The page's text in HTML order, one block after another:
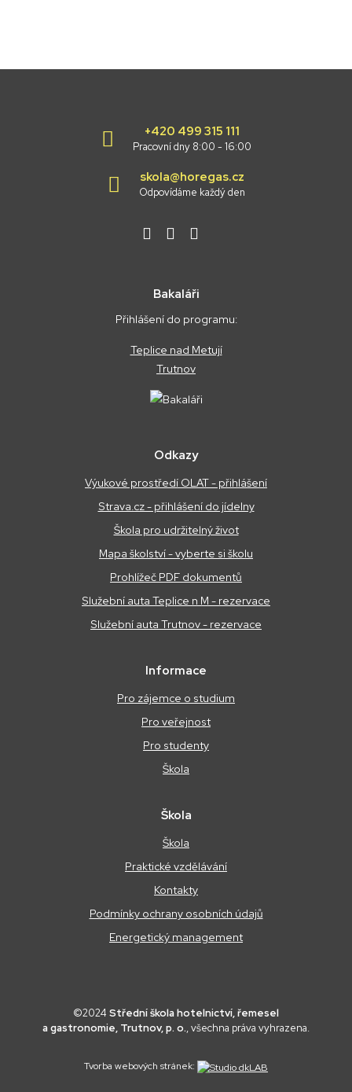
+420 499 315 111
Pracovní dny 8:00 - 16:00
skola@horegas.cz
Odpovídáme každý den
Bakaláři
Přihlášení do programu:
Teplice nad Metují
Trutnov
Odkazy
Výukové prostředí OLAT - přihlášení
Strava.cz - přihlášení do jídelny
Škola pro udržitelný život
Mapa školství - vyberte si školu
Prohlížeč PDF dokumentů
Služební auta Teplice n M - rezervace
Služební auta Trutnov - rezervace
Informace
Pro zájemce o studium
Pro veřejnost
Pro studenty
Škola
Škola
Škola
Praktické vzdělávání
Kontakty
Podmínky ochrany osobních údajů
Energetický management
Tvorba webových stránek:
©2024 Střední škola hotelnictví, řemesel
a gastronomie, Trutnov, p. o., všechna práva vyhrazena.